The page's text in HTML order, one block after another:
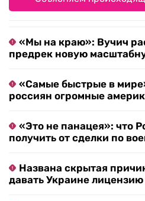
«Мы на краю»: Вучич
предрек новую
«Самые быстрые в
россиян огромные
«Это не панацея»: что
получить от сделки по
Названа скрытая
давать Украине